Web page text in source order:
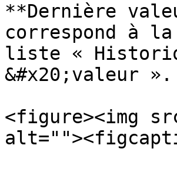
**Dernière
correspond à
liste «
&#x20;valeur ».
<figure><img